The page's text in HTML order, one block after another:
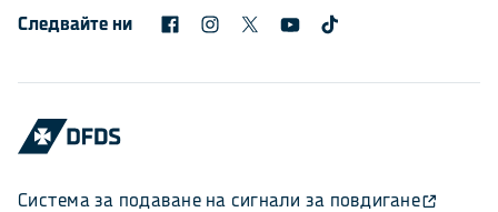
Следвайте ни
Система за подаване на сигнали за повдигане